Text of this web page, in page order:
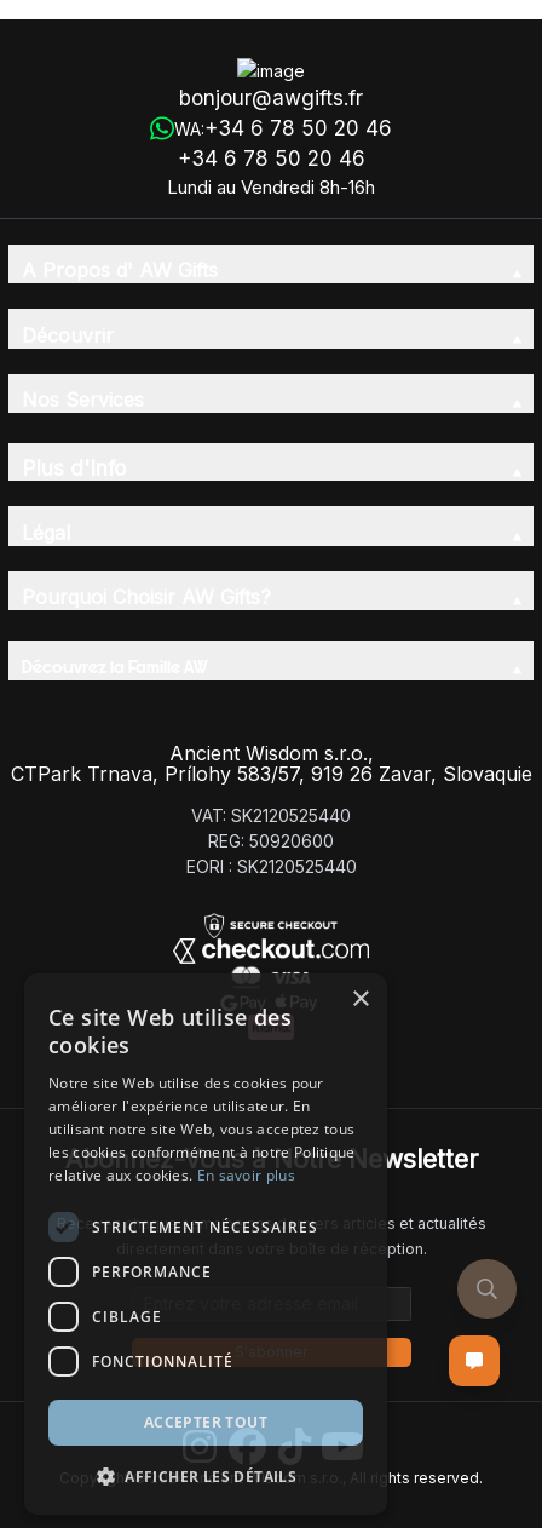
bonjour@awgifts.fr
WA:+34 6 78 50 20 46
+34 6 78 50 20 46
Lundi au Vendredi 8h-16h
Ancient Wisdom s.r.o.,
CTPark Trnava, Prílohy 583/57, 919 26 Zavar, Slovaquie
VAT: SK2120525440
REG: 50920600
EORI : SK2120525440
Abonnez-Vous à Notre Newsletter
Recevez chaque semaine nos derniers articles et actualités
directement dans votre boîte de réception.
Copyright © 2024 Ancient Wisdom s.r.o., All rights reserved.
×
Ce site Web utilise des
cookies
Notre site Web utilise des cookies pour
améliorer l'expérience utilisateur. En
utilisant notre site Web, vous acceptez tous
les cookies conformément à notre Politique
relative aux cookies.En savoir plus
STRICTEMENT NÉCESSAIRES
PERFORMANCE
CIBLAGE
FONCTIONNALITÉ
ACCEPTER TOUT
AFFICHER LES DÉTAILS